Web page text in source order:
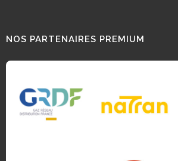
NOS PARTENAIRES PREMIUM